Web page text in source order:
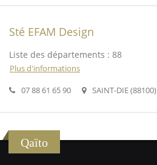
Sté EFAM Design
Liste des départements : 88
Plus d'informations
07 88 61 65 90
SAINT-DIE (88100)
Qaïto